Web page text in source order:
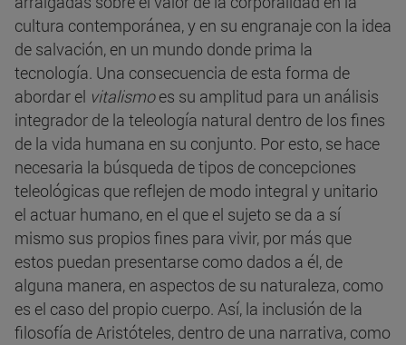
cultura contemporánea, y en su engranaje con la idea
de salvación, en un mundo donde prima la
tecnología. Una consecuencia de esta forma de
abordar el vitalismoes su amplitud para un análisis
integrador de la teleología natural dentro de los fines
de la vida humana en su conjunto. Por esto, se hace
necesaria la búsqueda de tipos de concepciones
teleológicas que reflejen de modo integral y unitario
el actuar humano, en el que el sujeto se da a sí
mismo sus propios fines para vivir, por más que
estos puedan presentarse como dados a él, de
alguna manera, en aspectos de su naturaleza, como
es el caso del propio cuerpo. Así, la inclusión de la
filosofía de Aristóteles, dentro de una narrativa, como